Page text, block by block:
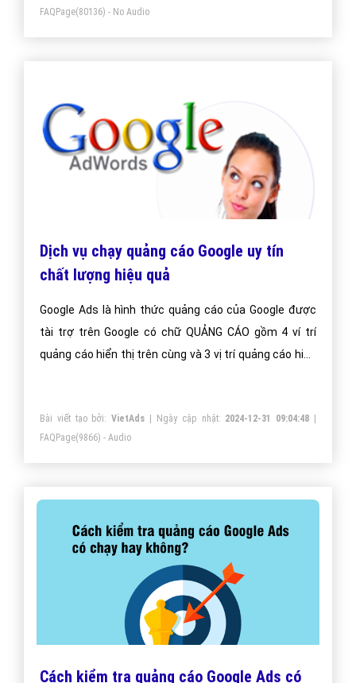
FAQPage(80136) - No Audio
Dịch vụ chạy quảng cáo Google uy tín
chất lượng hiệu quả
Google Ads là hình thức quảng cáo của Google được
tài trợ trên Google có chữ QUẢNG CÁO gồm 4 ví trí
quảng cáo hiển thị trên cùng và 3 vị trí quảng cáo hiển
Bài viết tạo bởi:VietAds | Ngày cập nhật: 2024-12-31 09:04:48
FAQPage(9866) - Audio
Cách kiểm tra quảng cáo Google Ads có